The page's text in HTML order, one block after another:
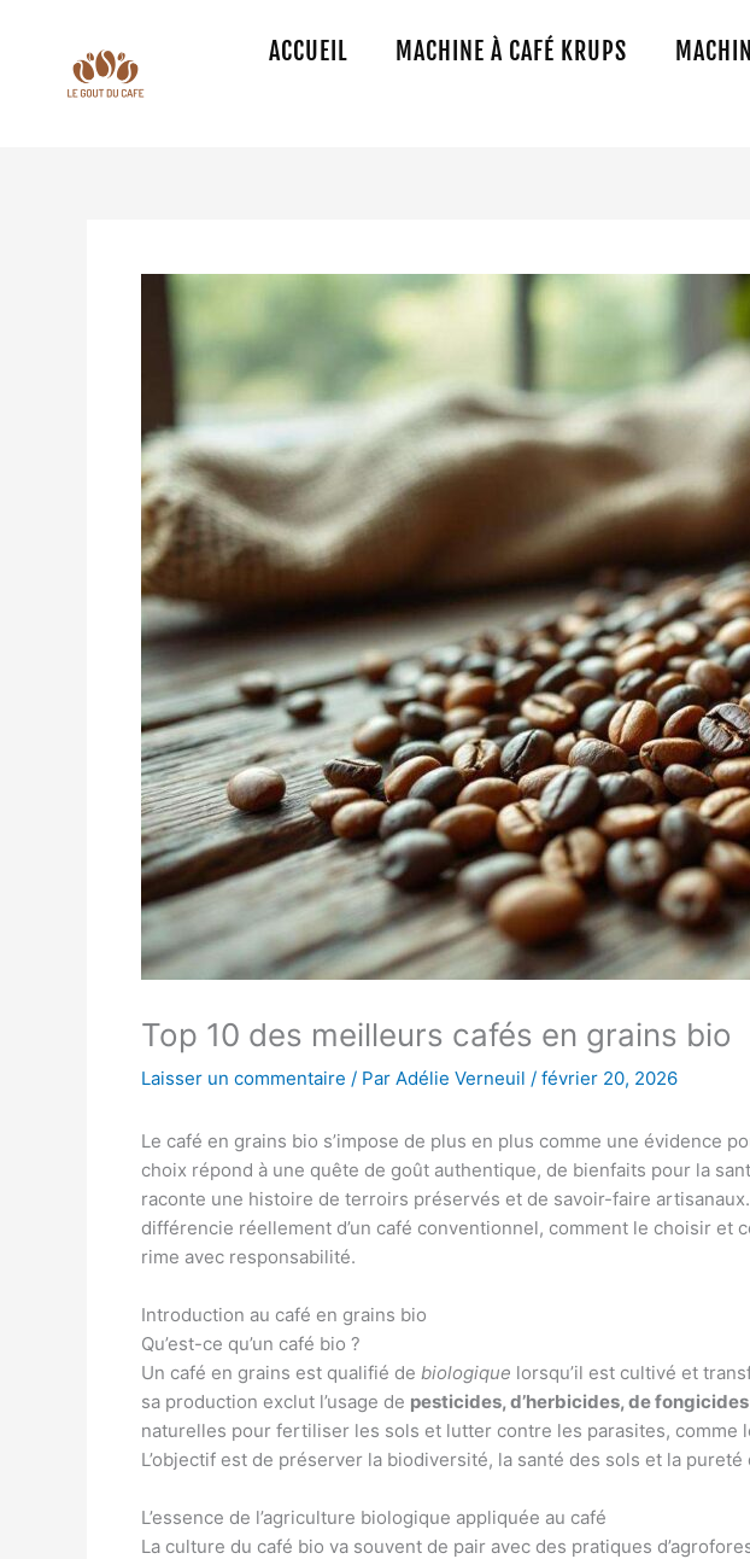
ACCUEIL MACHINE À CAFÉ KRUPS
Top 10 des meilleurs cafés en grains bio
Laisser un commentaire / Par Adélie Verneuil / février 20, 2026
Le café en grains bio s’impose de plus en plus comme une évidence
choix répond à une quête de goût authentique, de bienfaits pour la
raconte une histoire de terroirs préservés et de savoir-faire
différencie réellement d’un café conventionnel, comment le choisir et
rime avec responsabilité.
Introduction au café en grains bio
Qu’est-ce qu’un café bio ?
Un café en grains est qualifié de biologique lorsqu’il est cultivé et
sa production exclut l’usage de pesticides, d’herbicides, de
naturelles pour fertiliser les sols et lutter contre les parasites, comme
L’objectif est de préserver la biodiversité, la santé des sols et la pureté
L’essence de l’agriculture biologique appliquée au café
La culture du café bio va souvent de pair avec des pratiques